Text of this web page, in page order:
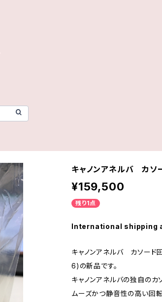
キャノンアネルバ カソ
¥159,500
残り1点
International shipping
キャノンアネルバ カソー
6)の新品です。
キャノンアネルバの独自の
ムーズかつ静音性の高い回